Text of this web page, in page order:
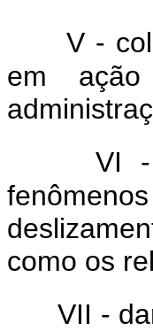
V -
em
VI -
como os
VII -